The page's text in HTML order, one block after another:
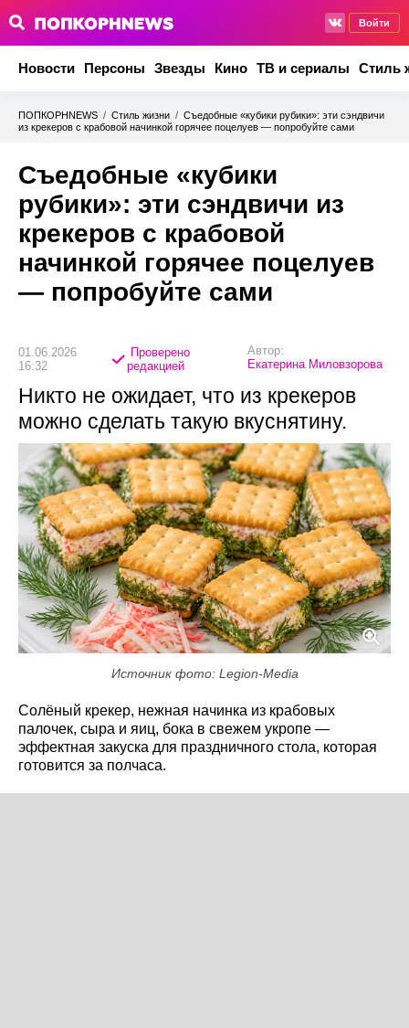
Войти
Новости Персоны Звезды Кино ТВ и сериалы Стиль
ПОПКОРНNEWS / Стиль жизни / Съедобные «кубики рубики»: эти сэндвичи
из крекеров с крабовой начинкой горячее поцелуев — попробуйте сами
Съедобные «кубики
рубики»: эти сэндвичи из
крекеров с крабовой
начинкой горячее поцелуев
— попробуйте сами
01.06.2026
16:32
Проверено
редакцией
Автор:
Екатерина Миловзорова
Никто не ожидает, что из крекеров
можно сделать такую вкуснятину.
Источник фото: Legion-Media
Солёный крекер, нежная начинка из крабовых
палочек, сыра и яиц, бока в свежем укропе —
эффектная закуска для праздничного стола, которая
готовится за полчаса.